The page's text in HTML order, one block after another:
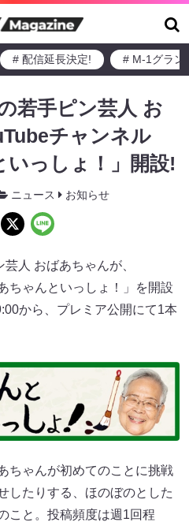
# 配信延長決定! # M-1グラン
若手ピン芸人 お
チャンネル
いっしょ！」開設!
ニュース お知らせ
人 おばあちゃんが、
ちゃんといっしょ！」を開設
から、プレミア公開にて1本
ちゃんが初めてのことに挑戦
したりする、ほのぼのとした
こと。投稿頻度は週1回程